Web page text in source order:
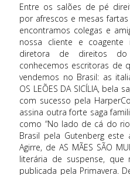
Entre os salões de pé
por afrescos e mesas
encontramos colegas e
nossa cliente e coagente
diretora de direitos
conhecemos escritoras de
vendemos no Brasil: as
OS LEÕES DA SICÍLIA, bela
com sucesso pela
assina outra forte saga
como “No lado de cá do
Brasil pela Gutenberg
Agirre, de AS MÃES SÃO
literária de suspense, que
publicada pela Primavera.